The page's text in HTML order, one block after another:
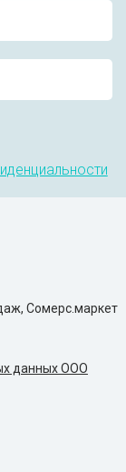
Сомерс.маркет
данных ООО